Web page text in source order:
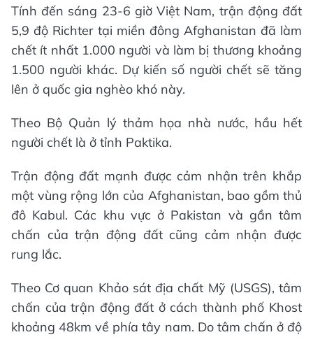
Tính đến sáng 23-6 giờ Việt Nam, trận động đất
5,9 độ Richter tại miền đông Afghanistan đã làm
chết ít nhất 1.000 người và làm bị thương khoảng
1.500 người khác. Dự kiến số người chết sẽ tăng
lên ở quốc gia nghèo khó này.
Theo Bộ Quản lý thảm họa nhà nước, hầu hết
người chết là ở tỉnh Paktika.
Trận động đất mạnh được cảm nhận trên khắp
một vùng rộng lớn của Afghanistan, bao gồm thủ
đô Kabul. Các khu vực ở Pakistan và gần tâm
chấn của trận động đất cũng cảm nhận được
rung lắc.
Theo Cơ quan Khảo sát địa chất Mỹ (USGS), tâm
chấn của trận động đất ở cách thành phố Khost
khoảng 48km về phía tây nam. Do tâm chấn ở độ